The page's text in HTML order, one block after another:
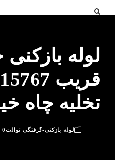
لوله بازکنی
قریب
تخلیه چاه
لوله بازکنی-گرفتگی توالت0